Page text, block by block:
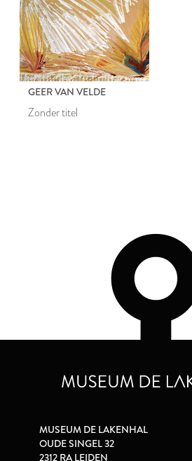
GEER VAN VELDE
Zonder titel
MUSEUM DE LAKENHAL
OUDE SINGEL 32
2312 RA LEIDEN